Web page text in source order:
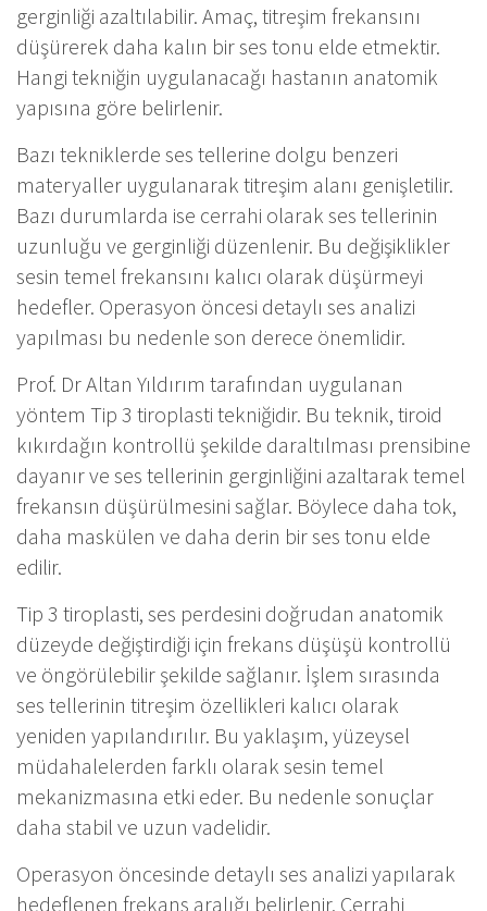
gerginliği azaltılabilir. Amaç, titreşim frekansını
düşürerek daha kalın bir ses tonu elde etmektir.
Hangi tekniğin uygulanacağı hastanın anatomik
yapısına göre belirlenir.
Bazı tekniklerde ses tellerine dolgu benzeri
materyaller uygulanarak titreşim alanı genişletilir.
Bazı durumlarda ise cerrahi olarak ses tellerinin
uzunluğu ve gerginliği düzenlenir. Bu değişiklikler
sesin temel frekansını kalıcı olarak düşürmeyi
hedefler. Operasyon öncesi detaylı ses analizi
yapılması bu nedenle son derece önemlidir.
Prof. Dr Altan Yıldırım tarafından uygulanan
yöntem Tip 3 tiroplasti tekniğidir. Bu teknik, tiroid
kıkırdağın kontrollü şekilde daraltılması prensibine
dayanır ve ses tellerinin gerginliğini azaltarak temel
frekansın düşürülmesini sağlar. Böylece daha tok,
daha maskülen ve daha derin bir ses tonu elde
edilir.
Tip 3 tiroplasti, ses perdesini doğrudan anatomik
düzeyde değiştirdiği için frekans düşüşü kontrollü
ve öngörülebilir şekilde sağlanır. İşlem sırasında
ses tellerinin titreşim özellikleri kalıcı olarak
yeniden yapılandırılır. Bu yaklaşım, yüzeysel
müdahalelerden farklı olarak sesin temel
mekanizmasına etki eder. Bu nedenle sonuçlar
daha stabil ve uzun vadelidir.
Operasyon öncesinde detaylı ses analizi yapılarak
hedeflenen frekans aralığı belirlenir. Cerrahi